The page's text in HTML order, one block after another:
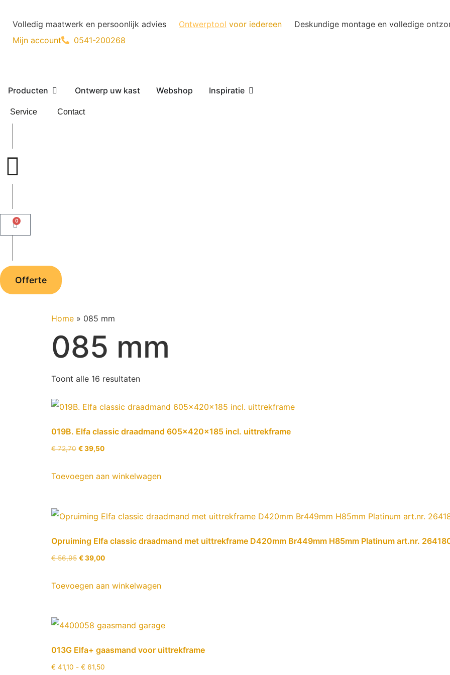
Volledig maatwerk en persoonlijk advies Ontwerptool voor iedereen
Deskundige montage en volledige
Mijn account
0541-200268
Producten Ontwerp uw kast Webshop Inspiratie
Service Contact
0
Offerte
Home » 085 mm
085 mm
Toont alle 16 resultaten
019B. Elfa classic draadmand 605x420x185 incl. uittrekframe
€72,70 €39,50
Toevoegen aan winkelwagen
Opruiming Elfa classic draadmand met uittrekframe D420mm Br449mm H85mm Platinum art.nr.
€56,95 €39,00
Toevoegen aan winkelwagen
013G Elfa+ gaasmand voor uittrekframe
€ 41,10 - € 61,50